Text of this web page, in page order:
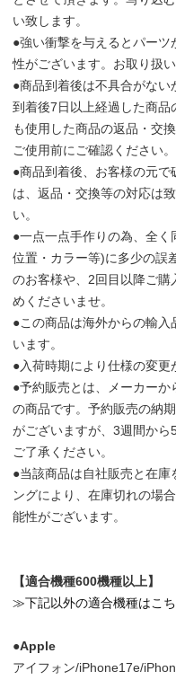
い致します。
●強い衝撃を与えるとパー
性がございます。お取り扱
●商品到着後は不具合がな
到着後7日以上経過した商
も使用した商品の返品・交
ご使用前にご確認ください。
●商品到着後、お客様の元
は、返品・交換等の対応は
い。
●一点一点手作りの為、全く
位置・カラー等)に多少の誤
のお客様や、2回目以降ご
めくださいませ。
●この商品は海外からの輸
います。
●入荷時期により仕様の変更
●予約販売とは、メーカー
の商品です。予約販売の納
がございますが、3週間から
ご了承ください。
●当該商品は自社販売と在庫
ングにより、在庫切れの場
能性がございます。
【適合機種600機種以上】
≫下記以外の適合機種はこ
●Apple
アイフォン/iPhone17e/